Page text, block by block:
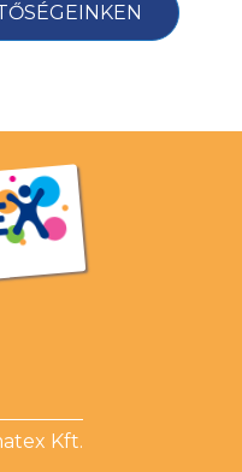
Kft.